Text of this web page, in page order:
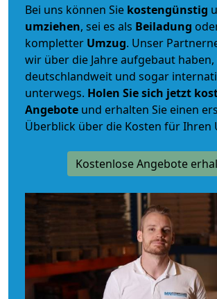
Bei uns können Sie kostengünstig
umziehen, sei es als Beiladung
kompletter Umzug. Unser
wir über die Jahre aufgebaut
deutschlandweit und sogar
unterwegs. Holen Sie sich jetzt
Angebote und erhalten Sie einen
Überblick über die Kosten für Ihren
Kostenlose Angebote